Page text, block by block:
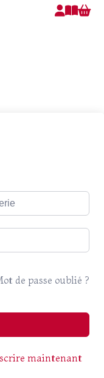
de passe oublié ?
maintenant